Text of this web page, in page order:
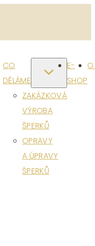
CO
DĚLÁME
ZAKÁZKOVÁ
VÝROBA
ŠPERKŮ
OPRAVY
A ÚPRAVY
ŠPERKŮ
E-
SHOP